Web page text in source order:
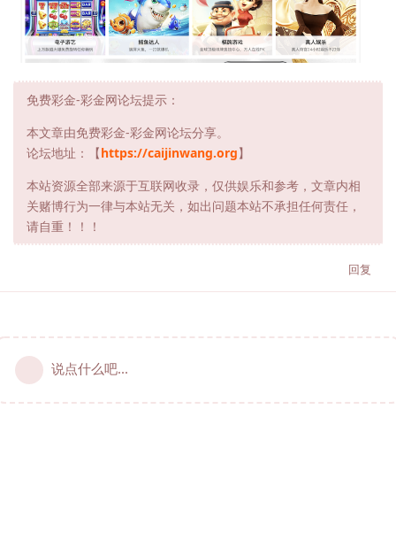
免费彩金-彩金网论坛提示：
本文章由免费彩金-彩金网论坛分享。
论坛地址：【https://caijinwang.org】
本站资源全部来源于互联网收录，仅供娱乐和参考，文章内相
关赌博行为一律与本站无关，如出问题本站不承担任何责任，
请自重！！！
回复
说点什么吧...